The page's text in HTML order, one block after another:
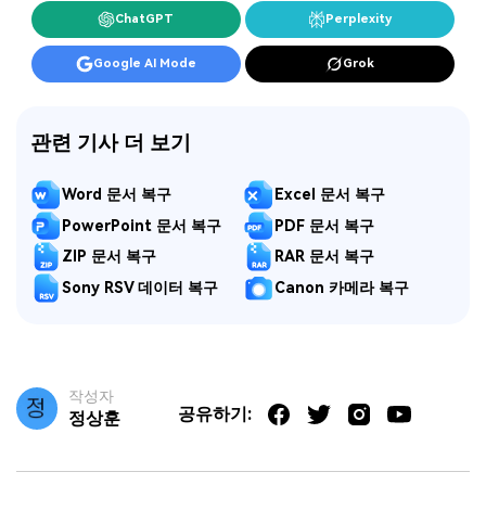
ChatGPT Perplexity
Google AI Mode Grok
관련 기사 더 보기
Word 문서 복구
Excel 문서 복구
PowerPoint 문서 복구
PDF 문서 복구
ZIP 문서 복구
RAR 문서 복구
Sony RSV 데이터 복구
Canon 카메라 복구
작성자
정상훈 공유하기: